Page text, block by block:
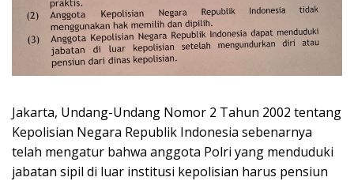
Jakarta, Undang-Undang Nomor 2 Tahun 2002 tentang
Kepolisian Negara Republik Indonesia sebenarnya
telah mengatur bahwa anggota Polri yang menduduki
jabatan sipil di luar institusi kepolisian harus pensiun